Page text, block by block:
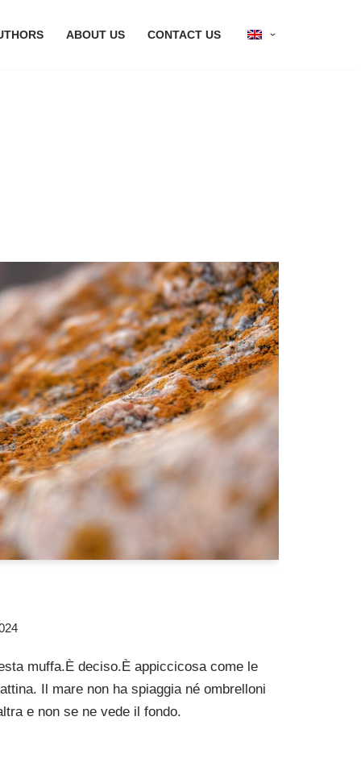
ABOUT US CONTACT US
muffa.È deciso.È appiccicosa come le
Il mare non ha spiaggia né ombrelloni
e non se ne vede il fondo.